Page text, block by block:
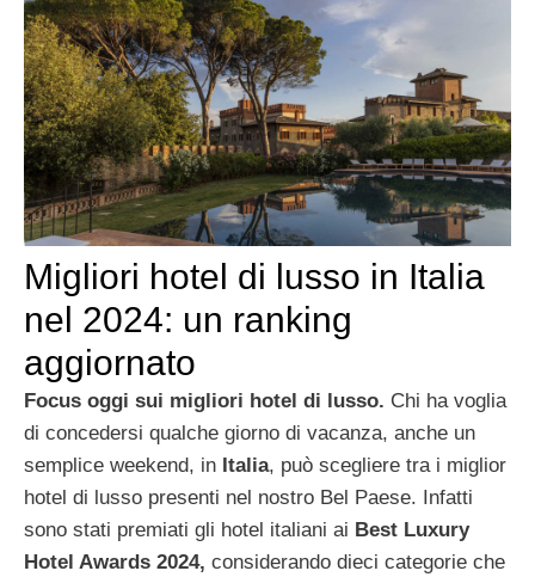
Migliori hotel di lusso in Italia
nel 2024: un ranking
aggiornato
Focus oggi sui migliori hotel di lusso. Chi ha voglia
di concedersi qualche giorno di vacanza, anche un
semplice weekend, in Italia, può scegliere tra i miglior
hotel di lusso presenti nel nostro Bel Paese. Infatti
sono stati premiati gli hotel italiani ai Best Luxury
Hotel Awards 2024, considerando dieci categorie che